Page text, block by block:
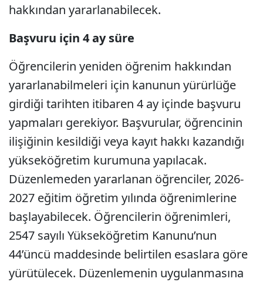
hakkından yararlanabilecek.
Başvuru için 4 ay süre
Öğrencilerin yeniden öğrenim hakkından
yararlanabilmeleri için kanunun yürürlüğe
girdiği tarihten itibaren 4 ay içinde başvuru
yapmaları gerekiyor. Başvurular, öğrencinin
ilişiğinin kesildiği veya kayıt hakkı kazandığı
yükseköğretim kurumuna yapılacak.
Düzenlemeden yararlanan öğrenciler, 2026-
2027 eğitim öğretim yılında öğrenimlerine
başlayabilecek. Öğrencilerin öğrenimleri,
2547 sayılı Yükseköğretim Kanunu’nun
44’üncü maddesinde belirtilen esaslara göre
yürütülecek. Düzenlemenin uygulanmasına